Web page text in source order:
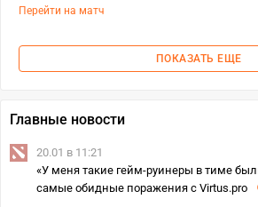
Перейти на матч
ПОКАЗАТЬ ЕЩЕ
Главные новости
20.01 в 11:21
«У меня такие гейм-руинеры в тиме
самые обидные поражения с Virtus.pro